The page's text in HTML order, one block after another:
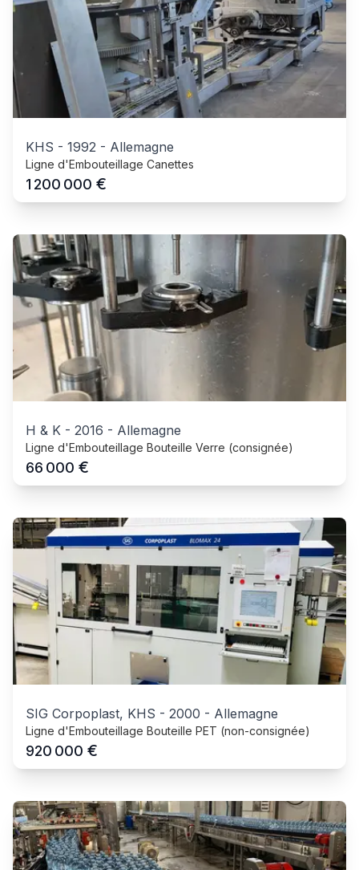
KHS - 1992 - Allemagne
Ligne d'Embouteillage Canettes
1 200 000 €
H & K - 2016 - Allemagne
Ligne d'Embouteillage Bouteille Verre (consignée)
66 000 €
SIG Corpoplast, KHS - 2000 - Allemagne
Ligne d'Embouteillage Bouteille PET (non-consignée)
920 000 €